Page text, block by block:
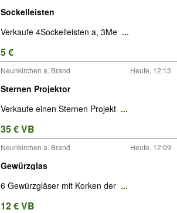
Sockelleisten
Verkaufe 4Sockelleisten a, 3Me ...
5 €
Neunkirchen a. Brand Heute, 12:13
Sternen Projektor
Verkaufe einen Sternen Projekt ...
35 € VB
Neunkirchen a. Brand Heute, 12:09
Gewürzglas
6 Gewürzgläser mit Korken der ...
12 € VB